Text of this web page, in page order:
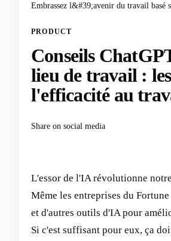
Embrassez l&#39;avenir du travail basé
PRODUCT
Conseils
lieu de travail :
l'efficacité au
Share on social media
L'essor de l'IA révolutionne
Même les entreprises du
et d'autres outils d'IA pour
Si c'est suffisant pour eux, ça